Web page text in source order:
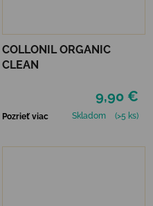
COLLONIL ORGANIC
CLEAN
9,90 €
Pozrieť viac Skladom (>5 ks)